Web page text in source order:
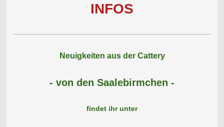
INFOS
Neuigkeiten aus der Cattery
- von den Saalebirmchen -
findet ihr unter